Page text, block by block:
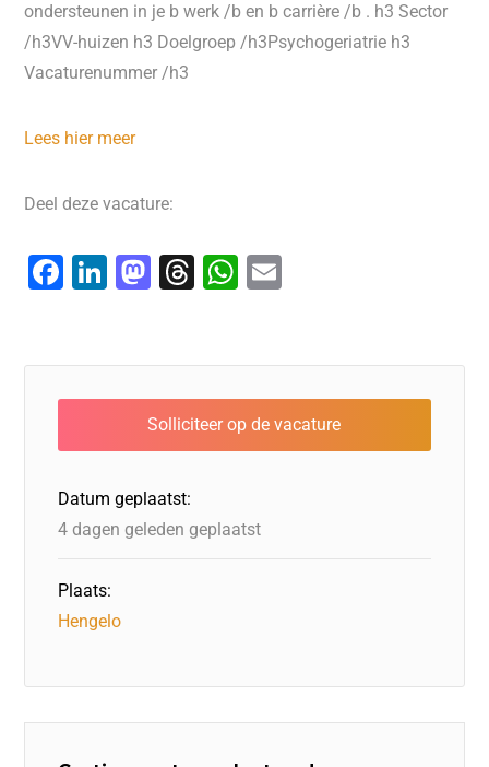
ondersteunen in je b werk /b en b carrière /b . h3 Sector
/h3VV-huizen h3 Doelgroep /h3Psychogeriatrie h3
Vacaturenummer /h3
Lees hier meer
Deel deze vacature:
F
e
b
o
o
k
Li
e
dI
n
M
o
d
o
n
T
a
d
s
W
s
A
p
l
Datum geplaatst:
4 dagen geleden geplaatst
Plaats:
Hengelo